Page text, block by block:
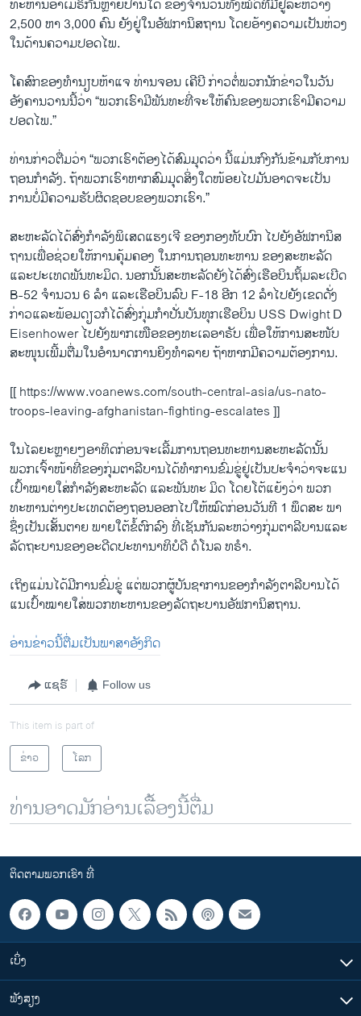
ທະຫານອາເມຣິກັນຫຼາຍປານໃດ ຂອງຈຳນວນທັງໝົດທີ່ມີຢູ່ລະຫວ່າງ
2,500 ຫາ 3,000 ຄົນ ຍັງຢູ່ໃນອັຟການິສຖານ ໂດຍອ້າງຄວາມເປັນຫ່ວງ
ໃນດ້ານຄວາມປອດໄພ.
ໂຄສົກຂອງທຳນຽບຫ້າແຈ ທ່ານຈອນ ເຄີບີ ກ່າວຕໍ່ພວກນັກຂ່າວໃນວັນ
ອັງຄານວານນີ້ວ່າ “ພວກເຮົາມີພັນທະທີ່ຈະໃຫ້ຄົນຂອງພວກເຮົາມີຄວາມ
ປອດໄພ.”
ທ່ານກ່າວຕື່ມວ່າ “ພວກເຮົາຕ້ອງໄດ້ສົມມຸດວ່າ ນີ້ແມ່ນກົງກັນຂ້າມກັບການ
ຖອນກຳລັງ. ຖ້າພວກເຮົາຫາກສົມມຸດສິ່ງໃດໜ້ອຍໄປມັນອາດຈະເປັນ
ການບໍ່ມີຄວາມຮັບຜິດຊອບຂອງພວກເຮົາ.”
ສະຫະລັດໄດ້ສົ່ງກຳລັງພິເສດແຮງເຈີ ຂອງກອງທັບບົກ ໄປຍັງອັຟການິສ
ຖານເພື່ອຊ່ວຍໃຫ້ການຄຸ້ມຄອງ ໃນການຖອນທະຫານ ຂອງສະຫະລັດ
ແລະປະເທດພັນທະມິດ. ນອກນັ້ນສະຫະລັດຍັງໄດ້ສົ່ງເຮືອບິນຖິ້ມລະເບີດ
B-52 ຈຳນວນ 6 ລໍາ ແລະເຮືອບິນລົບ F-18 ອີກ 12 ລຳໄປຍັງເຂດດັ່ງ
ກ່າວແລະພ້ອມດຽວກໍໄດ້ສົ່ງກຸ່ມກຳປັ່ນບັນທຸກເຮືອບິນ USS Dwight D
Eisenhower ໄປຍັງພາກເໜືອຂອງທະເລອາຣັບ ເພື່ອໃຫ້ການສະໜັບ
ສະໜຸນເພີ້ມຕື່ມໃນອຳນາດການຍິງທຳລາຍ ຖ້າຫາກມີຄວາມຕ້ອງການ.
[[ https://www.voanews.com/south-central-asia/us-nato-
troops-leaving-afghanistan-fighting-escalates ]]
ໃນໄລຍະຫຼາຍໆອາທິດກ່ອນຈະເລີ້ມການຖອນທະຫານສະຫະລັດນັ້ນ
ພວກເຈົ້າໜ້າທີ່ຂອງກຸ່ມຕາລີບານໄດ້ທຳການຂົ່ມຂູ່ຢູ່ເປັນປະຈຳວ່າຈະແນ
ເປົ້າໝາຍໃສ່ກຳລັງສະຫະລັດ ແລະພັນທະ ມິດ ໂດຍໂຕ້ແຍ້ງວ່າ ພວກ
ທະຫານຕ່າງປະເທດຕ້ອງຖອນອອກໄປໃຫ້ໝົດກ່ອນວັນທີ 1 ພຶດສະ ພາ
ຊຶ່ງເປັນເສັ້ນຕາຍ ພາຍໃຕ້ຂໍ້ຕົກລົງ ທີ່ເຊັນກັນລະຫວ່າງກຸ່ມຕາລີບານແລະ
ລັດຖະບານຂອງອະດີດປະທານາທິບໍດີ ດໍໂນລ ທຣຳ.
ເຖິງແມ່ນໄດ້ມີການຂົ່ມຂູ່ ແຕ່ພວກຜູ້ບັນຊາການຂອງກຳລັງຕາລີບານໄດ້
ແນເປົ້າໝາຍໃສ່ພວກທະຫານຂອງລັດຖະບານອັຟການິສຖານ.
ອ່ານຂ່າວນີ້ຕື່ມເປັນພາສາອັງກິດ
ແຊຣ໌ Follow us
This item is part of
ຂ່າວ
ໂລກ
ທ່ານອາດມັກອ່ານເລື້ອງນີ້ຕື່ມ
ຕິດຕາມພວກເຮົາ ທີ່
ເບິ່ງ
ຟັງສຽງ